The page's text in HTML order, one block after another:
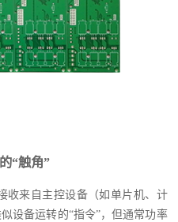
“触角”
收来自主控设备（如单片机、计
设备运转的“指令”，但通常功率